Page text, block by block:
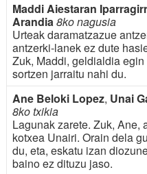
Maddi Aiestaran
Arandia8ko nagusia
Urteak daramatzazue
antzerki-lanek ez dute
Zuk, Maddi, geldialdia
sortzen jarraitu nahi du.
Ane Beloki Lopez, Unai
8ko txikia
Lagunak zarete. Zuk, Ane,
kotxea Unairi. Orain dela
du, eta, eskatu izan
baino ez dituzu jaso.